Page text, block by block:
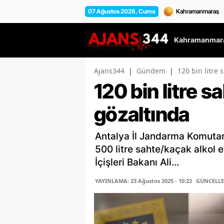
07 Ağustos 2026, Cuma
Ajans344 | Gündem | 120 bin litre
120 bin litre
gözaltında
Antalya İl Jandarma
500 litre sahte/kaçak alkol
İçişleri Bakanı Ali...
YAYINLAMA: 23 Ağustos 2025 - 10:22